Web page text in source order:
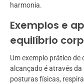
harmonia.
Exemplos e
equilíbrio
Um exemplo prático de
alcançado é através
posturas físicas,